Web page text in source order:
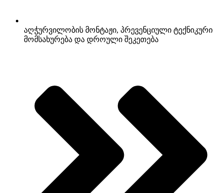
აღჭურვილობის მონტაჟი, პრევენციული ტექნიკური
მომსახურება და დროული შეკეთება